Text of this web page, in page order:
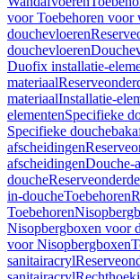
voor Toebehoren voor
douchevloeren
douchevloeren
Duofix installatie-
materiaal
materiaalInstallatie-
elementenSpecifieke
Specifieke
afscheidingen
afscheidingenDouche-
douche
in-doucheToebehoren
Toebehoren
Nisopbergboxen voor
voor Nisopbergboxen
sanitairacryl